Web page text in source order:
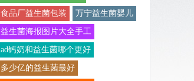
食品厂益生菌包装 万宁益生菌婴儿
益生菌海报图片大全手工
ad钙奶和益生菌哪个更好
多少亿的益生菌最好